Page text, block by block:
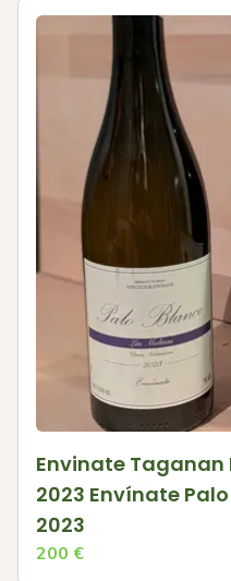
Envinate
2023 Envínate
2023
200 €